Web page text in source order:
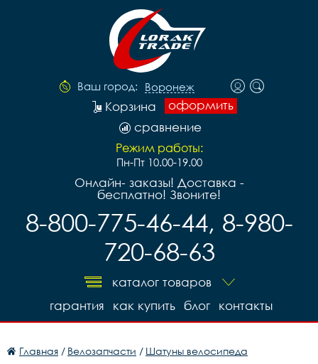
Ваш город: Воронеж
оформить
Корзина
сравнение
Режим работы:
Пн-Пт 10.00-19.00
Онлайн- заказы! Доставка -
бесплатно! Звоните!
8-800-775-46-44, 8-980-
720-68-63
каталог товаров
контакты
блог
как купить
гарантия
Главная / Велозапчасти / Шатуны велосипеда